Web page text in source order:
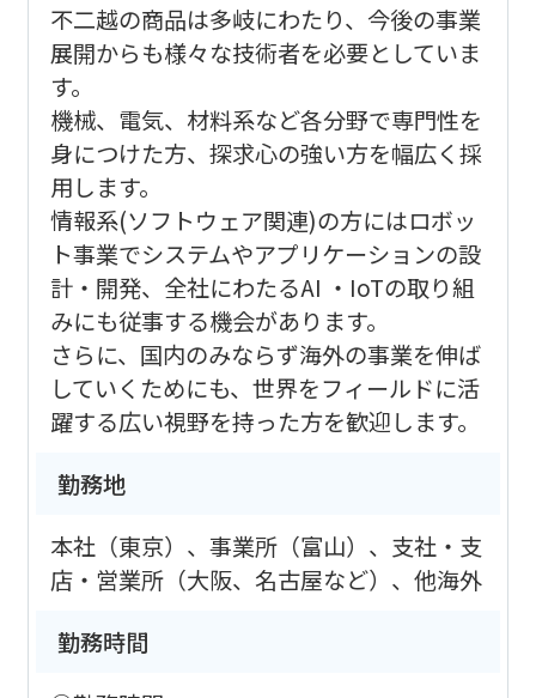
不二越の商品は多岐にわたり、今後の事業
展開からも様々な技術者を必要としていま
す。
機械、電気、材料系など各分野で専門性を
身につけた方、探求心の強い方を幅広く採
用します。
情報系(ソフトウェア関連)の方にはロボッ
ト事業でシステムやアプリケーションの設
計・開発、全社にわたるAI ・IoTの取り組
みにも従事する機会があります。
さらに、国内のみならず海外の事業を伸ば
していくためにも、世界をフィールドに活
躍する広い視野を持った方を歓迎します。
勤務地
本社（東京）、事業所（富山）、支社・支
店・営業所（大阪、名古屋など）、他海外
勤務時間